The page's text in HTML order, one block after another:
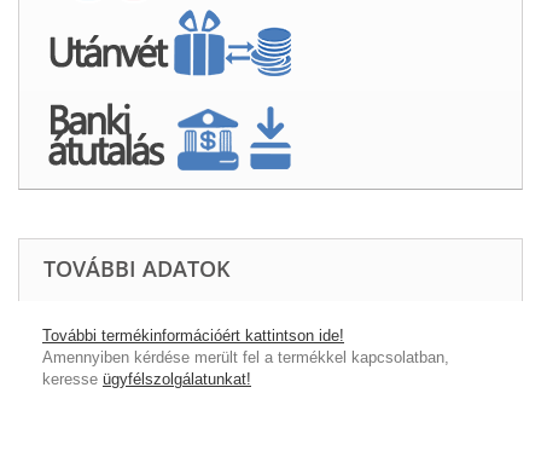
TOVÁBBI ADATOK
További termékinformációért kattintson ide!
Amennyiben kérdése merült fel a termékkel kapcsolatban,
keresse ügyfélszolgálatunkat!